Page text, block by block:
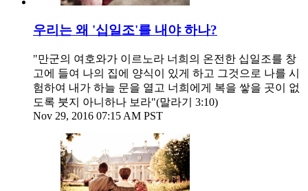
우리는 왜 '십일조'를 내야 하나?
"만군의 여호와가 이르노라 너희의 온전한 십일조를 창
고에 들여 나의 집에 양식이 있게 하고 그것으로 나를 시
험하여 내가 하늘 문을 열고 너희에게 복을 쌓을 곳이 없
도록 붓지 아니하나 보라"(말라기 3:10)
Nov 29, 2016 07:15 AM PST